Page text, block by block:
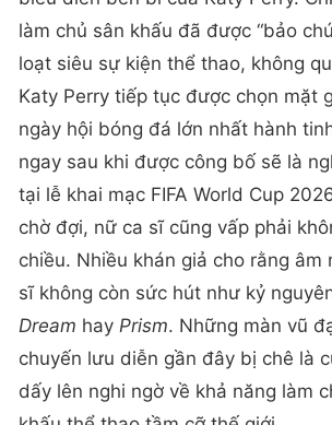
biểu diễn bền bỉ của Katy Perry.
làm chủ sân khấu đã được “bảo
loạt siêu sự kiện thể thao, không
Katy Perry tiếp tục được chọn mặt
ngày hội bóng đá lớn nhất hành
ngay sau khi được công bố sẽ là
tại lễ khai mạc FIFA World Cup
chờ đợi, nữ ca sĩ cũng vấp phải
chiều. Nhiều khán giả cho rằng âm
sĩ không còn sức hút như kỷ nguyên
Dream
hay Prism
. Những màn vũ
chuyến lưu diễn gần đây bị chê là
dấy lên nghi ngờ về khả năng làm